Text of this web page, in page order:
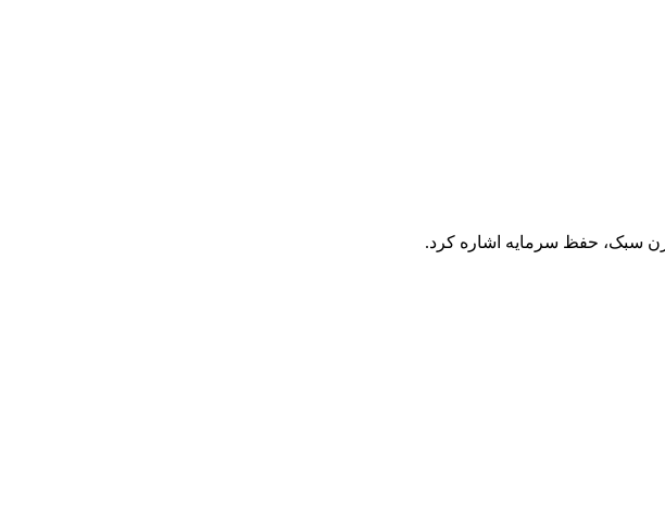
وزن سبک، حفظ سرمایه اشاره کرد.